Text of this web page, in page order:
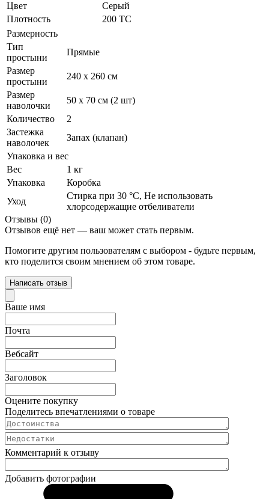
Цвет
Серый
Плотность
200 ТС
Размерность
Тип
простыни
Прямые
Размер
простыни
240 х 260 см
Размер
наволочки
50 х 70 см (2 шт)
Количество
2
Застежка
наволочек
Запах (клапан)
Упаковка и вес
Вес
1 кг
Упаковка
Коробка
Уход
Стирка при 30 °С, Не использовать
хлорсодержащие отбеливатели
Отзывы (0)
Отзывов ещё нет — ваш может стать первым.
Помогите другим пользователям с выбором - будьте первым,
кто поделится своим мнением об этом товаре.
Написать отзыв
Ваше имя
Почта
Вебсайт
Заголовок
Оцените покупку
Поделитесь впечатлениями о товаре
Комментарий к отзыву
Добавить фотографии